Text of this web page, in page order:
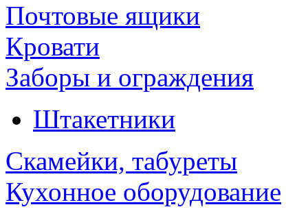
Почтовые ящики
Кровати
Заборы и ограждения
Штакетники
Скамейки, табуреты
Кухонное оборудование